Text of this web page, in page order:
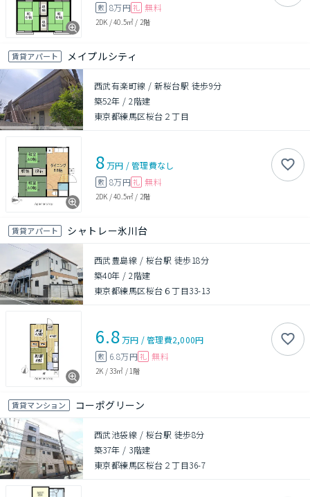
敷 8万円 礼 無料
2DK /40.5㎡ / 2階
賃貸アパート メイプルシティ
西武有楽町線 / 新桜台駅 徒歩9分
築52年 /2階建
東京都練馬区桜台２丁目
8万円 /管理費なし
敷 8万円 礼 無料
2DK /40.5㎡ / 2階
賃貸アパート シャトレー氷川台
西武豊島線 / 桜台駅 徒歩18分
築40年 /2階建
東京都練馬区桜台６丁目33-13
6.8万円 /管理費2,000円
敷 6.8万円 礼 無料
2K /33㎡ / 1階
賃貸マンション コーポグリーン
西武池袋線 / 桜台駅 徒歩8分
築37年 / 3階建
東京都練馬区桜台２丁目36-7